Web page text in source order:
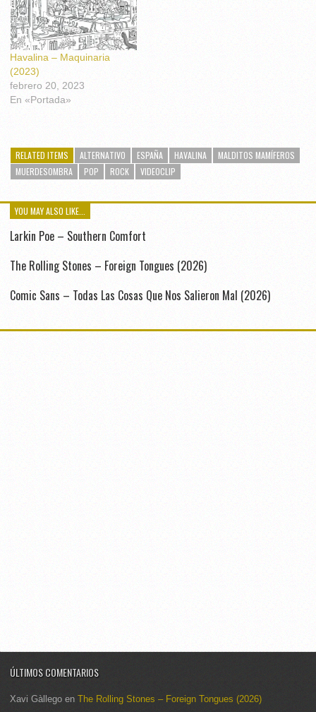
Havalina – Maquinaria
(2023)
febrero 20, 2023
En «Portada»
RELATED ITEMS ALTERNATIVO ESPAÑA HAVALINA
MALDITOS MAMÍFEROS
MUERDESOMBRA
POP ROCK VIDEOCLIP
YOU MAY ALSO LIKE...
Larkin Poe – Southern Comfort
The Rolling Stones – Foreign Tongues (2026)
Comic Sans – Todas Las Cosas Que Nos Salieron Mal (2026)
ÚLTIMOS COMENTARIOS
Xavi Gàllego en The Rolling Stones – Foreign Tongues (2026)